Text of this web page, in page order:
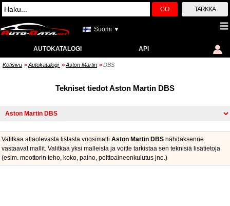
GO TARKKA
Suomi ▼
AUTOKATALOGI API
Kotisivu >> Autokatalogi >> Aston Martin >> DBS
Tekniset tiedot Aston Martin DBS
Valitkaa allaolevasta listasta vuosimalli Aston Martin DBS nähdäksenne
vastaavat mallit. Valitkaa yksi malleista ja voitte tarkistaa sen teknisiä lisätietoja
(esim. moottorin teho, koko, paino, polttoaineenkulutus jne.)